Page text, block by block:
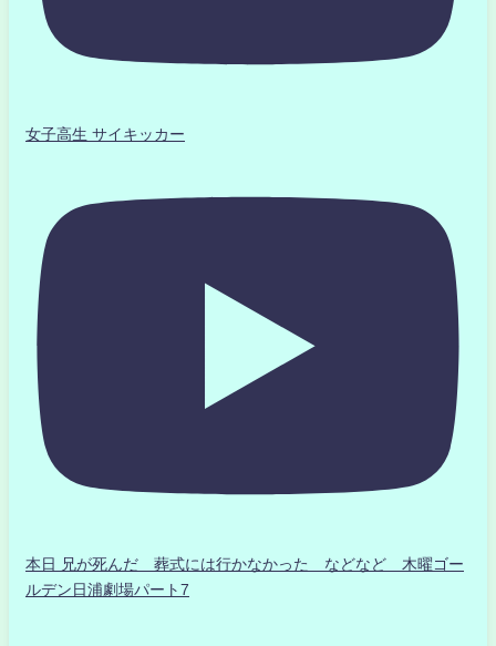
女子高生 サイキッカー
本日 兄が死んだ 葬式には行かなかった などなど 木曜ゴー
ルデン日浦劇場パート7